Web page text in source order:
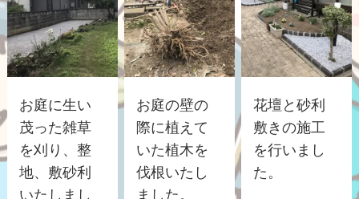
お庭に生い
茂った雑草
を刈り、整
地、敷砂利
いたしまし
お庭の壁の
際に植えて
いた植木を
伐根いたし
ました。
花壇と砂利
敷きの施工
を行いまし
た。